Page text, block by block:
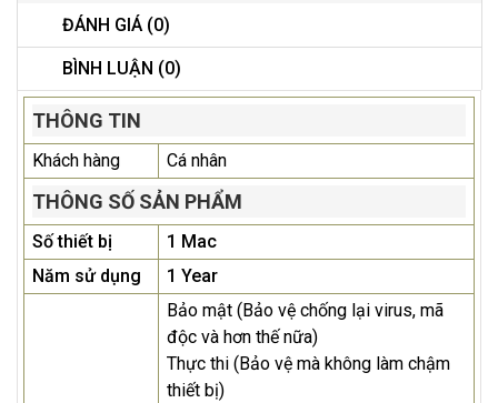
ĐÁNH GIÁ (0)
BÌNH LUẬN (0)
THÔNG TIN
Khách hàng Cá nhân
THÔNG SỐ SẢN PHẨM
Số thiết bị
1 Mac
Năm sử dụng
1 Year
Bảo mật (Bảo vệ chống lại virus, mã
độc và hơn thế nữa)
Thực thi (Bảo vệ mà không làm chậm
thiết bị)